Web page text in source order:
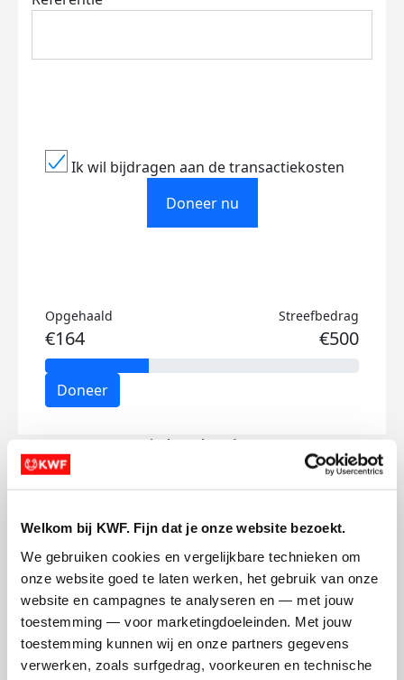
Welkom bij KWF. Fijn dat je onze website bezoekt.
We gebruiken cookies en vergelijkbare technieken om
onze website goed te laten werken, het gebruik van onze
website en campagnes te analyseren en — met jouw
toestemming — voor marketingdoeleinden. Met jouw
toestemming kunnen wij en onze partners gegevens
verwerken, zoals surfgedrag, voorkeuren en technische
Ik wil bijdragen aan de transactiekosten
Doneer nu
Opgehaald
€164
Streefbedrag
€500
Doneer
Niels's badges